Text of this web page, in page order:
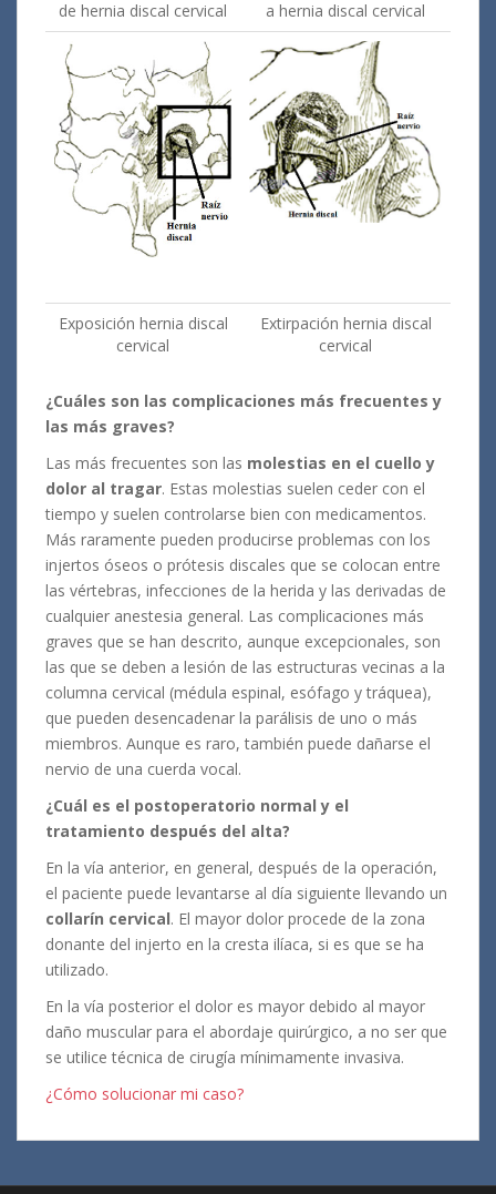
de hernia discal cervical
a hernia discal cervical
Exposición hernia discal
cervical
Extirpación hernia discal
cervical
¿Cuáles son las complicaciones más frecuentes y
las más graves?
Las más frecuentes son las molestias en el cuello y
dolor al tragar. Estas molestias suelen ceder con el
tiempo y suelen controlarse bien con medicamentos.
Más raramente pueden producirse problemas con los
injertos óseos o prótesis discales que se colocan entre
las vértebras, infecciones de la herida y las derivadas de
cualquier anestesia general. Las complicaciones más
graves que se han descrito, aunque excepcionales, son
las que se deben a lesión de las estructuras vecinas a la
columna cervical (médula espinal, esófago y tráquea),
que pueden desencadenar la parálisis de uno o más
miembros. Aunque es raro, también puede dañarse el
nervio de una cuerda vocal.
¿Cuál es el postoperatorio normal y el
tratamiento después del alta?
En la vía anterior, en general, después de la operación,
el paciente puede levantarse al día siguiente llevando un
collarín cervical. El mayor dolor procede de la zona
donante del injerto en la cresta ilíaca, si es que se ha
utilizado.
En la vía posterior el dolor es mayor debido al mayor
daño muscular para el abordaje quirúrgico, a no ser que
se utilice técnica de cirugía mínimamente invasiva.
¿Cómo solucionar mi caso?